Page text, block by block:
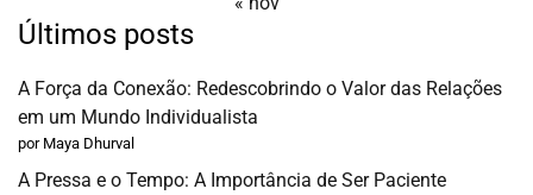
Últimos posts
A Força da Conexão: Redescobrindo o Valor das Relações
em um Mundo Individualista
por Maya Dhurval
A Pressa e o Tempo: A Importância de Ser Paciente